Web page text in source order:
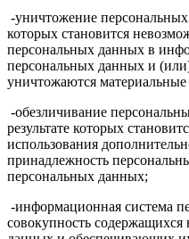
-уничтожение персональных
которых становится
персональных данных в
персональных данных и
уничтожаются
-обезличивание
результате которых
использования
принадлежность
персональных данных;
-информационная система
совокупность